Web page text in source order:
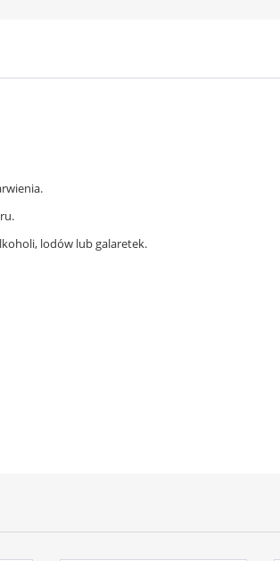
lodów lub galaretek.